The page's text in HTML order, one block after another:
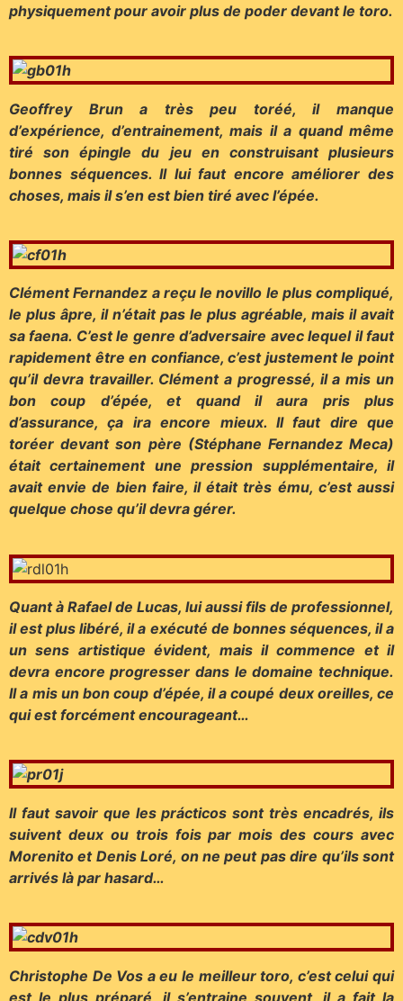
physiquement pour avoir plus de poder devant le toro.
Geoffrey Brun a très peu toréé, il manque
d’expérience, d’entrainement, mais il a quand même
tiré son épingle du jeu en construisant plusieurs
bonnes séquences. Il lui faut encore améliorer des
choses, mais il s’en est bien tiré avec l’épée.
Clément Fernandez a reçu le novillo le plus compliqué,
le plus âpre, il n’était pas le plus agréable, mais il avait
sa faena. C’est le genre d’adversaire avec lequel il faut
rapidement être en confiance, c’est justement le point
qu’il devra travailler. Clément a progressé, il a mis un
bon coup d’épée, et quand il aura pris plus
d’assurance, ça ira encore mieux. Il faut dire que
toréer devant son père (Stéphane Fernandez Meca)
était certainement une pression supplémentaire, il
avait envie de bien faire, il était très ému, c’est aussi
quelque chose qu’il devra gérer.
Quant à Rafael de Lucas, lui aussi fils de professionnel,
il est plus libéré, il a exécuté de bonnes séquences, il a
un sens artistique évident, mais il commence et il
devra encore progresser dans le domaine technique.
Il a mis un bon coup d’épée, il a coupé deux oreilles, ce
qui est forcément encourageant…
Il faut savoir que les prácticos sont très encadrés, ils
suivent deux ou trois fois par mois des cours avec
Morenito et Denis Loré, on ne peut pas dire qu’ils sont
arrivés là par hasard…
Christophe De Vos a eu le meilleur toro, c’est celui qui
est le plus préparé, il s’entraine souvent, il a fait la